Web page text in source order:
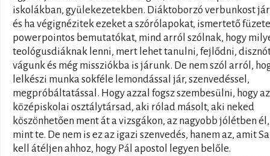
iskolákban, gyülekezetekben. Diáktoborzó verbunkost
és ha végignézitek ezeket a szórólapokat, ismertető
powerpointos bemutatókat, mind arról szólnak, hogy
teológusdiáknak lenni, mert lehet tanulni, fejlődni,
vágunk és még missziókba is járunk. De nem szól arról,
lelkészi munka sokféle lemondással jár, szenvedéssel,
megpróbáltatással. Hogy azzal fogsz szembesülni, hogy
középiskolai osztálytársad, aki rólad másolt, aki neked
köszönhetően ment át a vizsgákon, az nagyobb jólétben él,
mint te. De nem is ez az igazi szenvedés, hanem az, amit
kell átéljen ahhoz, hogy Pál apostol legyen belőle.